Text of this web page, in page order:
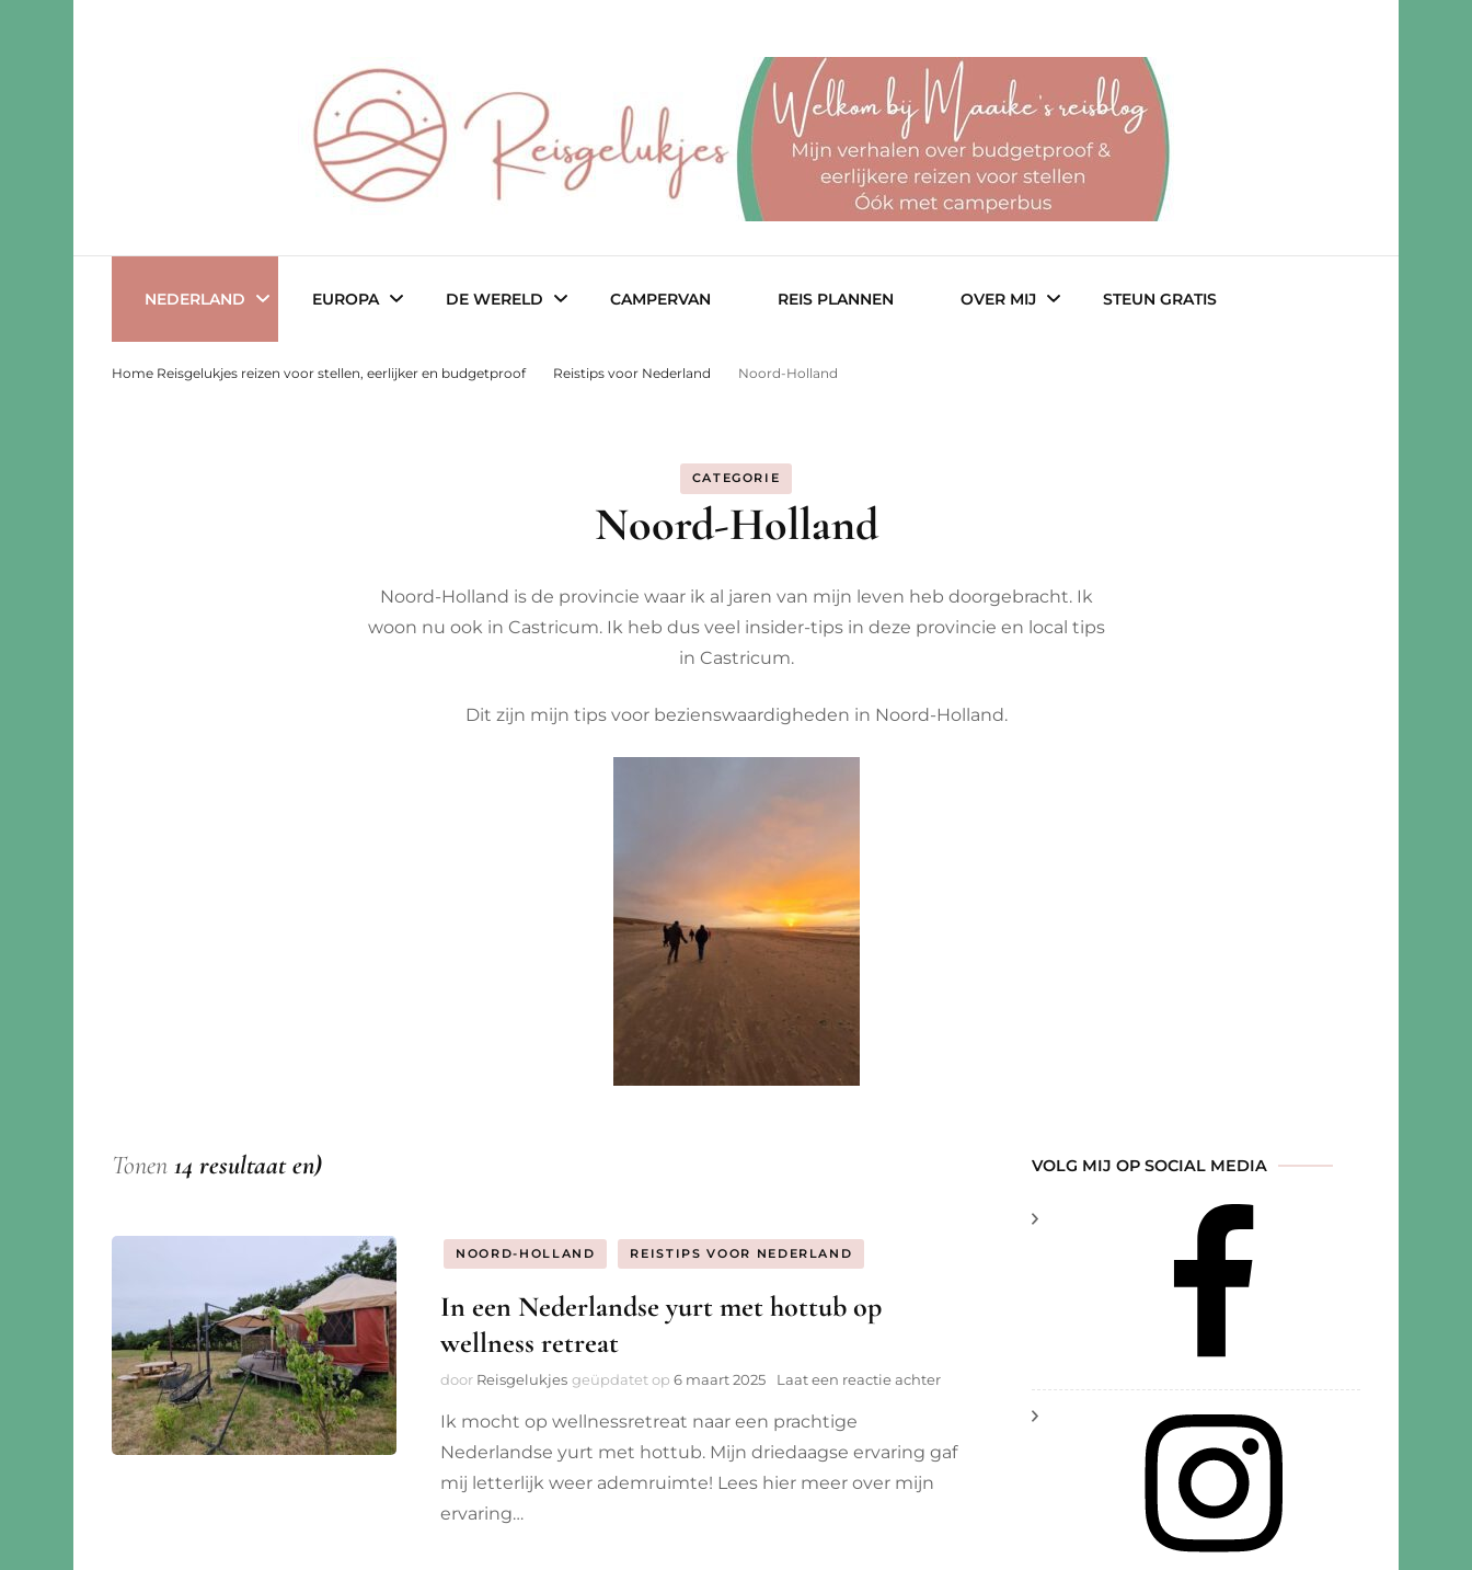
Reisgelukjes – reisblog
NEDERLAND EUROPA
Slovenië
Spanje
Zweden
Zwitserland
DE WERELD
Mozambique
CAMPERVAN REIS PLANNEN OVER MIJ STEUN GRATIS
Home Reisgelukjes reizen voor stellen, eerlijker en budgetproof Reistips voor Nederland Noord-Holland
CATEGORIE
Noord-Holland
Noord-Holland is de provincie waar ik al jaren van mijn leven heb doorgebracht. Ik
woon nu ook in Castricum. Ik heb dus veel insider-tips in deze provincie en local tips
in Castricum.
Dit zijn mijn tips voor bezienswaardigheden in Noord-Holland.
Tonen 14 resultaat en)
NOORD-HOLLAND REISTIPS VOOR NEDERLAND
In een Nederlandse yurt met hottub op
wellness retreat
door Reisgelukjes geüpdatet op 6 maart 2025 Laat een reactie achterop
Nederlandse
yurt
Ik mocht op wellnessretreat naar een prachtige
Nederlandse yurt met hottub. Mijn driedaagse ervaring gaf
mij letterlijk weer ademruimte! Lees hier meer over mijn
ervaring…
VOLG MIJ OP SOCIAL MEDIA